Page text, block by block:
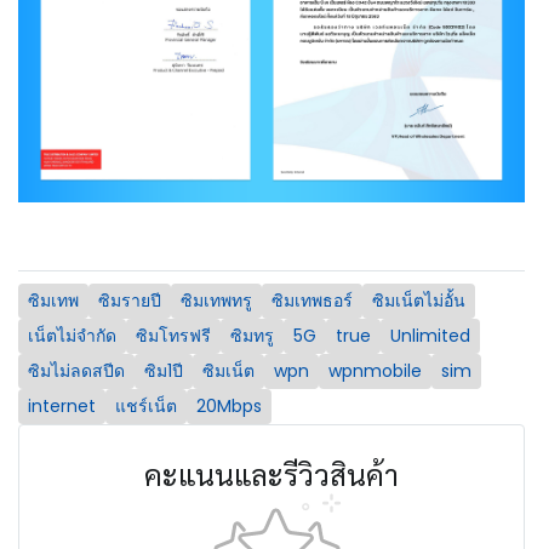
ซิมเทพ ซิมรายปี ซิมเทพทรู ซิมเทพธอร์
ซิมเน็ตไม่อั้น
เน็ตไม่จำกัด
ซิมโทรฟรี ซิมทรู 5G true
Unlimited
ซิมไม่ลดสปีด
ซิม1ปี ซิมเน็ต wpn wpnmobile
sim
internet
แชร์เน็ต 20Mbps
คะแนนและรีวิวสินค้า